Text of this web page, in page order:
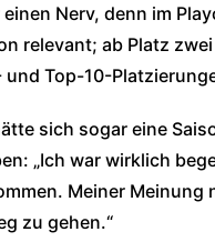
Nerv, denn im
relevant; ab Platz
Top-10-
sich sogar eine
„Ich war wirklich
Meiner
zu gehen.“